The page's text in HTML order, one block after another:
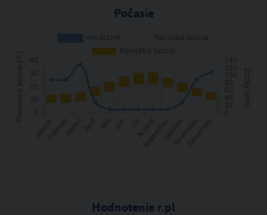
Počasie
Hodnotenie r.pl